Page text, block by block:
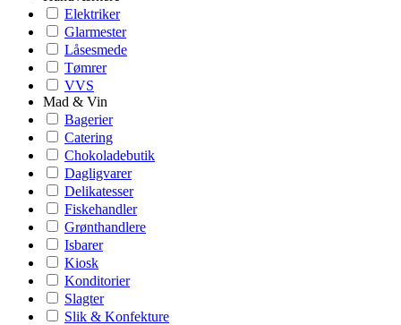
Elektriker
Glarmester
Låsesmede
Tømrer
VVS
Mad & Vin
Bagerier
Catering
Chokoladebutik
Dagligvarer
Delikatesser
Fiskehandler
Grønthandlere
Isbarer
Kiosk
Konditorier
Slagter
Slik & Konfekture